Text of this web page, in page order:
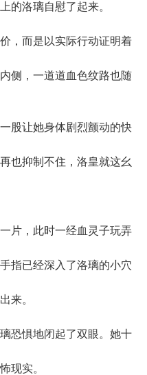
的洛璃自慰了起来。
而是以实际行动证明着
侧，一道道血色纹路也随
让她身体剧烈颤动的快
也抑制不住，洛皇就这幺
，此时一经血灵子玩弄
指已经深入了洛璃的小穴
来。
惧地闭起了双眼。她十
现实。